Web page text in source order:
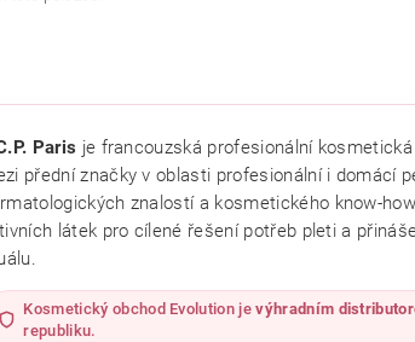
Paris je francouzská profesionální
přední značky v oblasti profesionální i domácí
znalostí a kosmetického know-
látek pro cílené řešení potřeb pleti a
Kosmetický obchod Evolution jevýhradním
republiku.